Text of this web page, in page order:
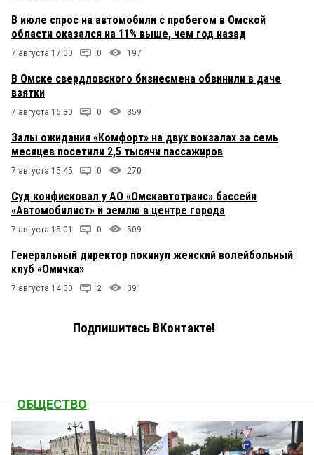
В июле спрос на автомобили с пробегом в Омской
области оказался на 11% выше, чем год назад
7 августа 17:00 0 197
В Омске свердловского бизнесмена обвинили в даче
взятки
7 августа 16:30 0 359
Залы ожидания «Комфорт» на двух вокзалах за семь
месяцев посетили 2,5 тысячи пассажиров
7 августа 15:45 0 270
Суд конфисковал у АО «Омскавтотранс» бассейн
«Автомобилист» и землю в центре города
7 августа 15:01 0 509
Генеральный директор покинул женский волейбольный
клуб «Омичка»
7 августа 14:00 2 391
Подпишитесь ВКонтакте!
ОБЩЕСТВО